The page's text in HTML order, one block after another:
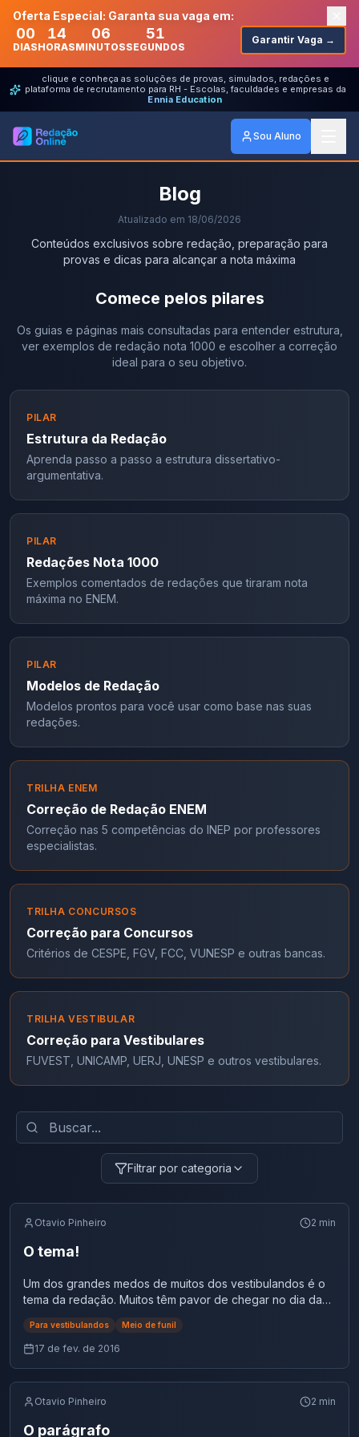
Oferta Especial: Garanta sua vaga em:
00
DIAS
14
HORAS
06
MINUTOS
51
SEGUNDOS
Garantir Vaga →
clique e conheça as soluções de provas, simulados, redações e
plataforma de recrutamento para RH - Escolas, faculdades e empresas da
Ennia Education
Sou Aluno
Blog
Atualizado em 18/06/2026
Conteúdos exclusivos sobre redação, preparação para
provas e dicas para alcançar a nota máxima
Comece pelos pilares
Os guias e páginas mais consultadas para entender estrutura,
ver exemplos de redação nota 1000 e escolher a correção
ideal para o seu objetivo.
PILAR
Estrutura da Redação
Aprenda passo a passo a estrutura dissertativo-
argumentativa.
PILAR
Redações Nota 1000
Exemplos comentados de redações que tiraram nota
máxima no ENEM.
PILAR
Modelos de Redação
Modelos prontos para você usar como base nas suas
redações.
TRILHA ENEM
Correção de Redação ENEM
Correção nas 5 competências do INEP por professores
especialistas.
TRILHA CONCURSOS
Correção para Concursos
Critérios de CESPE, FGV, FCC, VUNESP e outras bancas.
TRILHA VESTIBULAR
Correção para Vestibulares
FUVEST, UNICAMP, UERJ, UNESP e outros vestibulares.
Filtrar por categoria
Otavio Pinheiro 2 min
O tema!
Um dos grandes medos de muitos dos vestibulandos é o
tema da redação. Muitos têm pavor de chegar no dia da
prova e ver que o tema proposto é um que não sabe o
que falar, ou muitas vezes, nem sabe sobre o que se trata.
A pergunta que fica, então, é: como você pode se
tema! Lembre-se de que o ENEM e os principais
vestibulares sempre darão sugestões de assuntos que
estão em pauta na sociedade nos últimos meses. Por isso,
é importante ficar muito atento a tudo que está ocorrendo
Para vestibulandos Meio de funil
17 de fev. de 2016
Otavio Pinheiro 2 min
O parágrafo